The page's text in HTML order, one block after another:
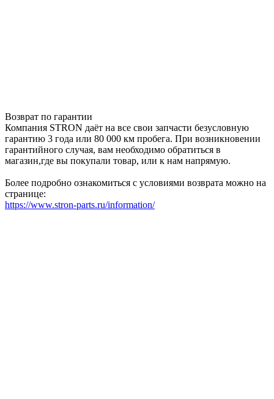
Возврат по гарантии
Компания STRON даёт на все свои запчасти безусловную
гарантию 3 года или 80 000 км пробега. При возникновении
гарантийного случая, вам необходимо обратиться в
магазин,где вы покупали товар, или к нам напрямую.
Более подробно ознакомиться с условиями возврата можно на
странице:
https://www.stron-parts.ru/information/